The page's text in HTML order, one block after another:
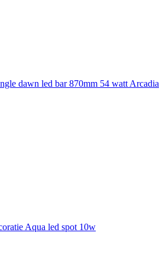
dawn led bar 870mm 54 watt Arcadia
Aqua led spot 10w